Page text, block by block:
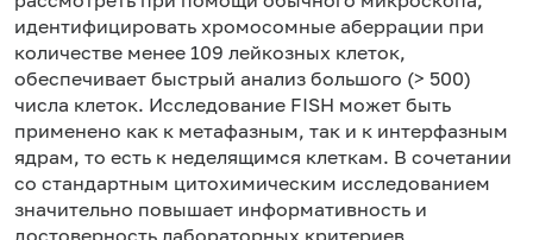
идентифицировать хромосомные аберрации при
количестве менее 109 лейкозных клеток,
обеспечивает быстрый анализ большого (> 500)
числа клеток. Исследование FISH может быть
применено как к метафазным, так и к интерфазным
ядрам, то есть к неделящимся клеткам. В сочетании
со стандартным цитохимическим исследованием
значительно повышает информативность и
достоверность лабораторных критериев